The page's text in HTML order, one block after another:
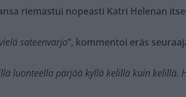
riemastui nopeasti Katri Helenan
sateenvarjo”, kommentoi eräs
luonteella pärjää kyllä kelillä kuin kelillä.